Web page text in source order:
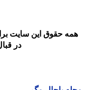
حقوق این سایت
در قبال